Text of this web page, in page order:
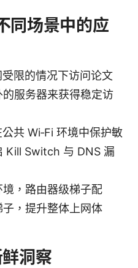
同场景中的应
限的情况下访问论文
服务器来获得稳定访
共 Wi‑Fi 环境中保护敏
Kill Switch 与 DNS 漏
，路由器级梯子配
，提升整体上网体
洞察